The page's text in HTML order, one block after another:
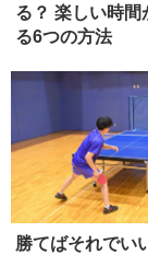
る？ 楽しい時間
る6つの方法
勝てばそれでい